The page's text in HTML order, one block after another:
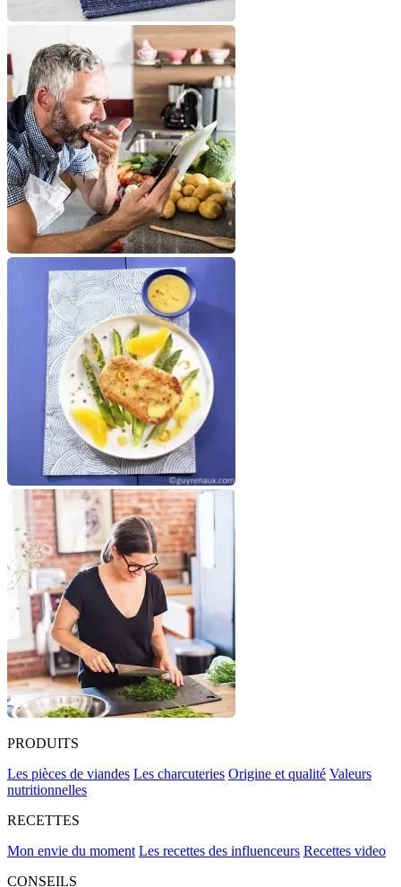
PRODUITS
Les pièces de viandes Les charcuteries Origine et qualité Valeurs
nutritionnelles
RECETTES
Mon envie du moment Les recettes des influenceurs Recettes video
CONSEILS